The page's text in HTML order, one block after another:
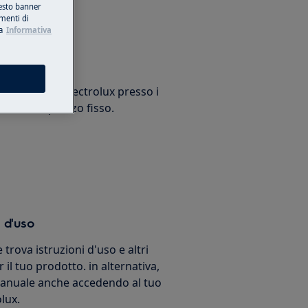
Electrolux presso i
e a prezzo fisso.
d'uso
trova istruzioni d'uso e altri
il tuo prodotto. in alternativa,
anche accedendo al tuo
banner
di
Informativa